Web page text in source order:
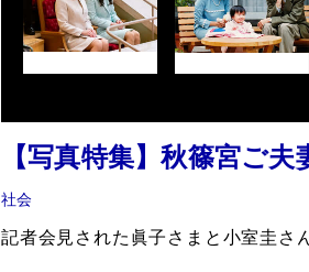
【写真特集】秋篠宮ご夫
社会
記者会見された眞子さまと小室圭さ